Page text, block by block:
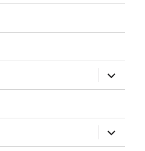
expand
child
menu
expand
child
menu